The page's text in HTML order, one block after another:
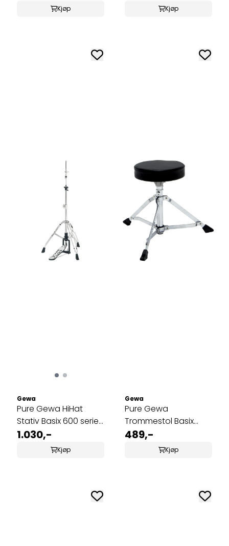
Kjøp Kjøp
Gewa
Pure Gewa HiHat
Stativ Basix 600 series
HH-600-V3
1.030,-
Kjøp
Gewa
Pure Gewa
Trommestol Basix
Junior
489,-
Kjøp